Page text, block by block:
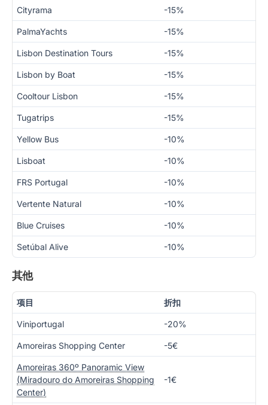
Cityrama -15%
PalmaYachts -15%
Lisbon Destination Tours -15%
Lisbon by Boat -15%
Cooltour Lisbon -15%
Tugatrips -15%
Yellow Bus -10%
Lisboat -10%
FRS Portugal -10%
Vertente Natural -10%
Blue Cruises -10%
Setúbal Alive -10%
其他
项目 折扣
Viniportugal -20%
Amoreiras Shopping Center -5€
Amoreiras 360º Panoramic View
(Miradouro do Amoreiras Shopping
Center)
-1€